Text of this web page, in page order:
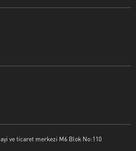
ve ticaret merkezi M6 Blok No:110